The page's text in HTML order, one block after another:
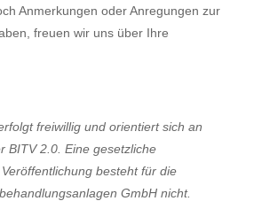
Anmerkungen oder Anregungen zur
freuen wir uns über Ihre
freiwillig und orientiert sich an
BITV 2.0. Eine gesetzliche
besteht für die
GmbH nicht.